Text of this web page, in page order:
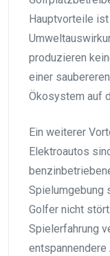
Hauptvorteile
produzieren
einer
Ökosystem auf
Ein weiterer
Elektroautos
Spielumgebung
Golfer nicht
Spielerfahrung